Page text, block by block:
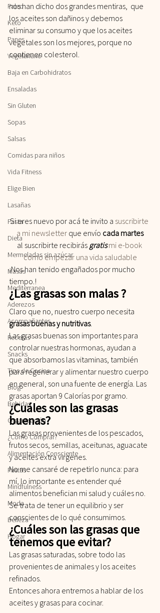
Paleo
Keto
Panes
Vegetariano
Baja en Carbohidratos
Ensaladas
Sin Gluten
Sopas
Salsas
Comidas para niños
Vida Fitness
Elige Bien
Lasañas
Pasta
Dieta
Mermeladas sin azúcar
Masas
Mediterranea
Aderezos
Acompañantes
Recetas
Snacks
Tips de Cocina
Blog
Bebidas
Organización
¿Cómo Comprar?
Alimentación Consciente
Pastas
Mindfulness
Moda
Belleza
Hogar
nos han dicho dos grandes mentiras,  que
los aceites son dañinos y debemos
eliminar su consumo y que los aceites
vegetales son los mejores, porque no
contienen colesterol.
Si eres nuevo por acá te invito a suscribirte
a mi newsletter que envío cada martes
al suscribirte recibirás gratis mi e-book
como empezar una vida saludable
¡Nos han tenido engañados por mucho
tiempo.!
¿Las grasas son malas ?
Claro que no, nuestro cuerpo necesita
grasas buenas y nutritivas.
Las grasas buenas son importantes para
controlar nuestras hormonas, ayudan a
que absorbamos las vitaminas, también
para regenerar y alimentar nuestro cuerpo
en general, son una fuente de energía. Las
grasas aportan 9 Calorías por gramo.
¿Cuáles son las grasas
buenas?
Las grasas provenientes de los pescados,
frutos secos, semillas, aceitunas, aguacate
y aceites extra virgenes.
No me cansaré de repetirlo nunca: para
mí, lo importante es entender qué
alimentos benefician mi salud y cuáles no.
Se trata de tener un equilibrio y ser
conscientes de lo qué consumimos.
¿Cuáles son las grasas que
tenemos que evitar?
Las grasas saturadas, sobre todo las
provenientes de animales y los aceites
refinados.
Entonces ahora entremos a hablar de los
aceites y grasas para cocinar.